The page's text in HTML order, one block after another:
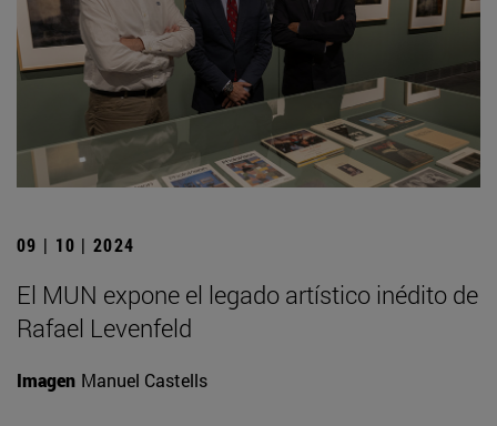
09 | 10 | 2024
El MUN expone el legado artístico inédito de
Rafael Levenfeld
Imagen Manuel Castells